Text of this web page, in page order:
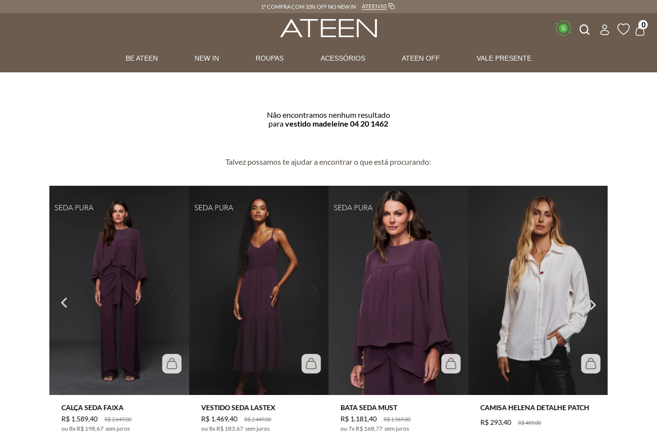
1ª COMPRA COM 10% OFF NO NEW IN ATEEN10
Buscar 0
BE ATEEN NEW IN ROUPAS ACESSÓRIOS ATEEN OFF VALE PRESENTE
Não encontramos nenhum resultado
paravestido madeleine 04 20 1462
Talvez possamos te ajudar a encontrar o que está procurando:
CALÇA SEDA FAIXA
R$2.649,00
R$1.589,40
8xR$ 198,67 sem juros
VESTIDO SEDA LASTEX
R$2.449,00
R$ 1.469,40
8xR$ 183,67 sem juros
BATA SEDA MUST
R$1.969,00
R$1.181,40
7xR$ 168,77 sem juros
CAMISA HELENA DETALHE PATCH
R$489,00
R$ 293,40